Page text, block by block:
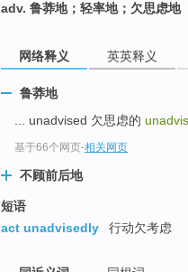
adv. 鲁莽地；轻率地；欠思虑地
网络释义 英英释义
鲁莽地
... unadvised 欠思虑的
基于66个网页-相关网页
不顾前后地
短语
act unadvisedly
行动欠考虑